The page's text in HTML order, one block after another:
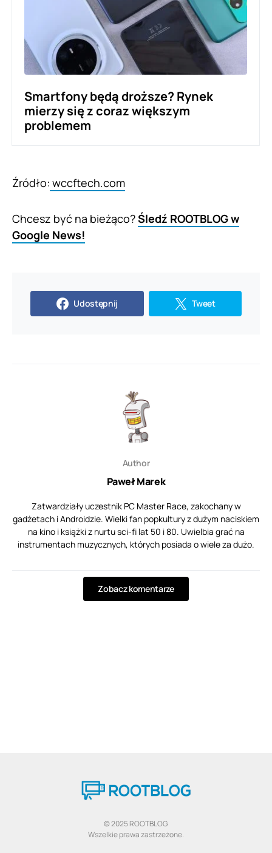
Smartfony będą droższe? Rynek
mierzy się z coraz większym
problemem
Źródło: wccftech.com
Chcesz być na bieżąco?Śledź ROOTBLOG w
Google News!
Udostępnij Tweet
Author
Paweł Marek
Zatwardziały uczestnik PC Master Race, zakochany w
gadżetach i Androidzie. Wielki fan popkultury z dużym naciskiem
na kino i książki z nurtu sci-fi lat 50 i 80. Uwielbia grać na
instrumentach muzycznych, których posiada o wiele za dużo.
Zobacz komentarze
© 2025 ROOTBLOG
Wszelkie prawa zastrzeżone.